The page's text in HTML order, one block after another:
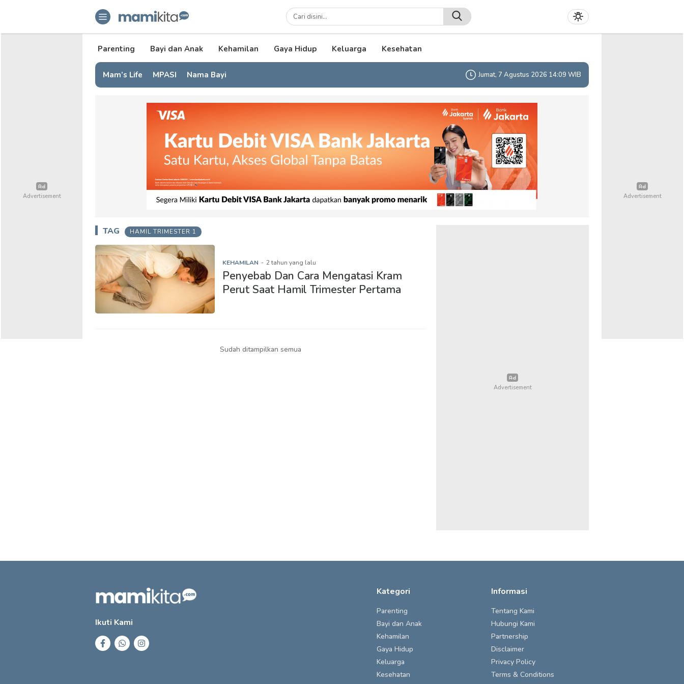
mamikita.com
Informasi Parenting untuk Mami Milenial
Parenting Bayi dan Anak Kehamilan Gaya Hidup Keluarga Kesehatan
Mam’s Life MPASI Nama Bayi Jumat, 7 Agustus 2026 14:09 WIB
TAG HAMIL TRIMESTER 1
KEHAMILAN - 2 tahun yang lalu
Penyebab Dan Cara Mengatasi Kram
Perut Saat Hamil Trimester Pertama
Sudah ditampilkan semua
Ikuti Kami
Kategori
Parenting
Bayi dan Anak
Kehamilan
Gaya Hidup
Keluarga
Kesehatan
Informasi
Tentang Kami
Hubungi Kami
Partnership
Disclaimer
Privacy Policy
Terms & Conditions